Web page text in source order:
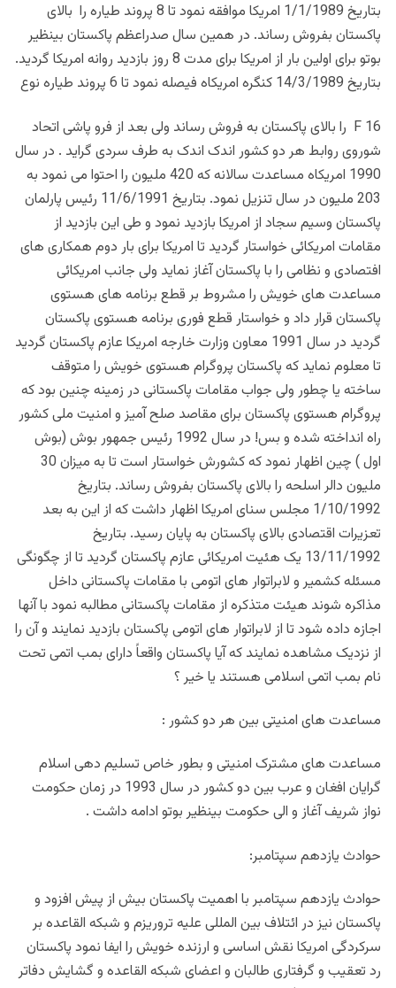
بتاریخ 1/1/1989 امریکا موافقه نمود تا 8 پروند طیاره را بالای
پاکستان بفروش رساند. در همین سال صدراعظم پاکستان بینظیر
بوتو برای اولین بار از امریکا برای مدت 8 روز بازدید روانه امریکا گردید.
بتاریخ 14/3/1989 کنگره امریکاه فیصله نمود تا 6 پروند طیاره نوع
F 16 را بالای پاکستان به فروش رساند ولی بعد از فرو پاشی اتحاد
شوروی روابط هر دو کشور اندک اندک به طرف سردی گراید . در سال
1990 امریکاه مساعدت سالانه که 420 ملیون را احتوا می نمود به
203 ملیون در سال تنزیل نمود. بتاریخ 11/6/1991 رئیس پارلمان
پاکستان وسیم سجاد از امریکا بازدید نمود و طی این بازدید از
مقامات امریکائی خواستار گردید تا امریکا برای بار دوم همکاری های
افتصادی و نظامی را با پاکستان آغاز نماید ولی جانب امریکائی
مساعدت های خویش را مشروط بر قطع برنامه های هستوی
پاکستان قرار داد و خواستار قطع فوری برنامه هستوی پاکستان
گردید در سال 1991 معاون وزارت خارجه امریکا عازم پاکستان گردید
تا معلوم نماید که پاکستان پروگرام هستوی خویش را متوقف
ساخته یا چطور ولی جواب مقامات پاکستانی در زمینه چنین بود که
پروگرام هستوی پاکستان برای مقاصد صلح آمیز و امنیت ملی کشور
راه انداخته شده و بس! در سال 1992 رئیس جمهور بوش (بوش
اول ) چین اظهار نمود که کشورش خواستار است تا به میزان 30
ملیون دالر اسلحه را بالای پاکستان بفروش رساند. بتاریخ
1/10/1992 مجلس سنای امریکا اظهار داشت که از این به بعد
تعزیرات اقتصادی بالای پاکستان به پایان رسید. بتاریخ
13/11/1992 یک هئیت امریکائی عازم پاکستان گردید تا از چگونگی
مسئله کشمیر و لابراتوار های اتومی با مقامات پاکستانی داخل
مذاکره شوند هیئت متذکره از مقامات پاکستانی مطالبه نمود با آنها
اجازه داده شود تا از لابراتوار های اتومی پاکستان بازدید نمایند و آن را
از نزدیک مشاهده نمایند که آیا پاکستان واقعاً دارای بمب اتمی تحت
نام بمب اتمی اسلامی هستند یا خیر ؟
مساعدت های امنیتی بین هر دو کشور :
مساعدت های مشترک امنیتی و بطور خاص تسلیم دهی اسلام
گرایان افغان و عرب بین دو کشور در سال 1993 در زمان حکومت
نواز شریف آغاز و الی حکومت بینظیر بوتو ادامه داشت .
حوادث یازدهم سپتامبر:
حوادث یازدهم سپتامبر با اهمیت پاکستان بیش از پیش افزود و
پاکستان نیز در ائتلاف بین المللی علیه تروریزم و شبکه القاعده بر
سرکردگی امریکا نقش اساسی و ارزنده خویش را ایفا نمود پاکستان
رد تعقیب و گرفتاری طالبان و اعضای شبکه القاعده و گشایش دفاتر